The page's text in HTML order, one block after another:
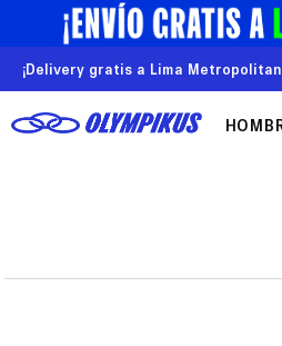
¡Delivery gratis a Lima